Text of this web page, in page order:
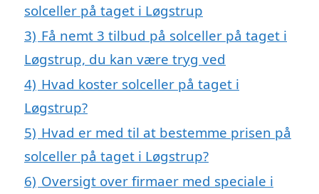
solceller på taget i Løgstrup
3) Få nemt 3 tilbud på solceller på taget i
Løgstrup, du kan være tryg ved
4) Hvad koster solceller på taget i
Løgstrup?
5) Hvad er med til at bestemme prisen på
solceller på taget i Løgstrup?
6) Oversigt over firmaer med speciale i